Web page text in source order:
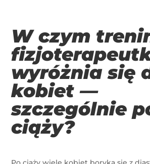
W czym
wyróżnia się
kobiet —
szczególnie
ciąży?